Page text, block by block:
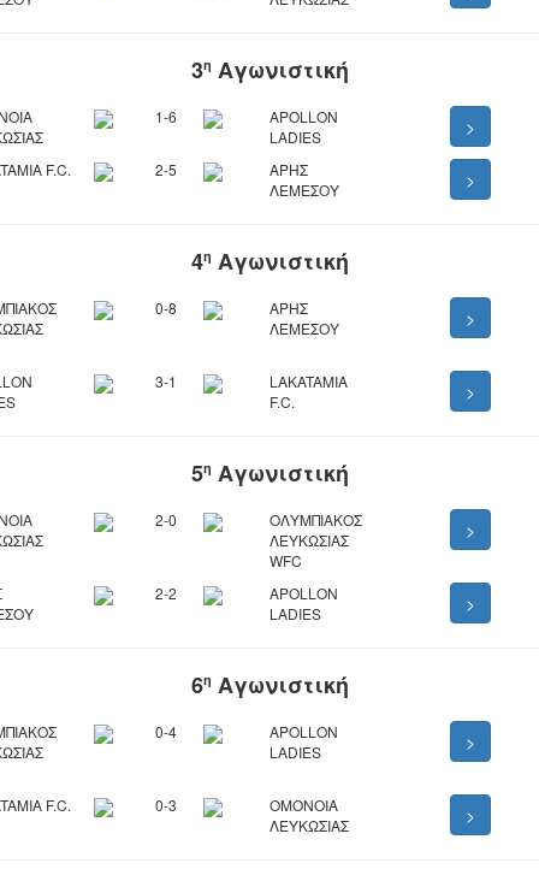
3η Αγωνιστική
1-6
APOLLON
LADIES
>
F.C. 2-5
ΑΡΗΣ
ΛΕΜΕΣΟΥ
>
4η Αγωνιστική
0-8
ΑΡΗΣ
ΛΕΜΕΣΟΥ
>
3-1
LAKATAMIA
F.C.
>
5η Αγωνιστική
2-0
ΟΛΥΜΠΙΑΚΟΣ
ΛΕΥΚΩΣΙΑΣ
WFC
>
2-2
APOLLON
LADIES
>
6η Αγωνιστική
0-4
APOLLON
LADIES
>
F.C. 0-3
ΟΜΟΝΟΙΑ
ΛΕΥΚΩΣΙΑΣ
>